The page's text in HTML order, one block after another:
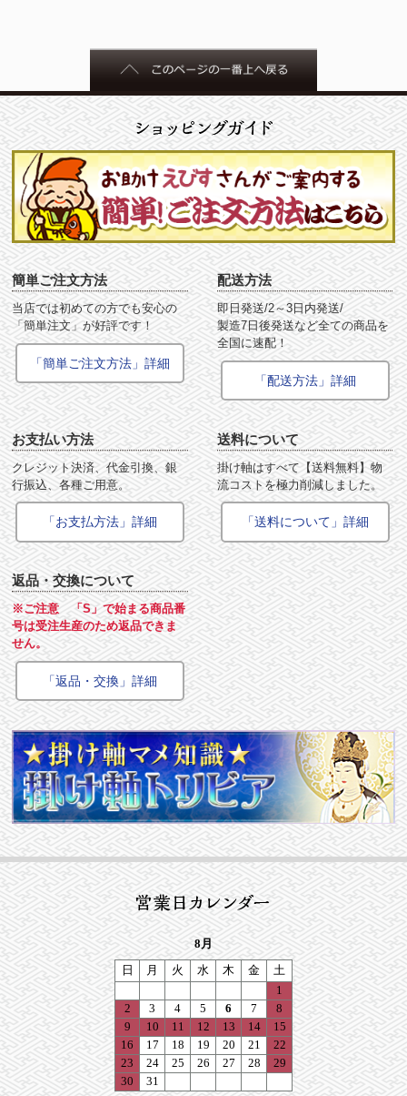
簡単ご注文方法
当店では初めての方でも安心の
「簡単注文」が好評です！
「簡単ご注文方法」詳細
配送方法
即日発送/2～3日内発送/
製造7日後発送など全ての商品を
全国に速配！
「配送方法」詳細
お支払い方法
クレジット決済、代金引換、銀
行振込、各種ご用意。
「お支払方法」詳細
送料について
掛け軸はすべて【送料無料】物
流コストを極力削減しました。
「送料について」詳細
返品・交換について
※ご注意 「S」で始まる商品番
号は受注生産のため返品できま
せん。
「返品・交換」詳細